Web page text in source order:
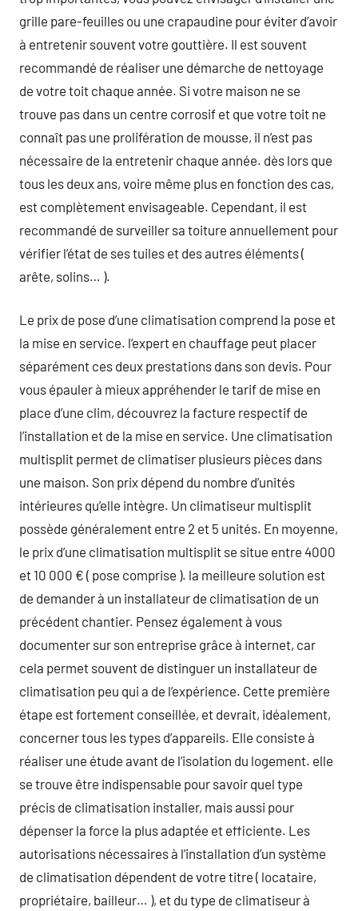
grille pare-feuilles ou une crapaudine pour éviter d’avoir
à entretenir souvent votre gouttière. Il est souvent
recommandé de réaliser une démarche de nettoyage
de votre toit chaque année. Si votre maison ne se
trouve pas dans un centre corrosif et que votre toit ne
connaît pas une prolifération de mousse, il n’est pas
nécessaire de la entretenir chaque année. dès lors que
tous les deux ans, voire même plus en fonction des cas,
est complètement envisageable. Cependant, il est
recommandé de surveiller sa toiture annuellement pour
vérifier l’état de ses tuiles et des autres éléments (
arête, solins… ).
Le prix de pose d’une climatisation comprend la pose et
la mise en service. l’expert en chauffage peut placer
séparément ces deux prestations dans son devis. Pour
vous épauler à mieux appréhender le tarif de mise en
place d’une clim, découvrez la facture respectif de
l’installation et de la mise en service. Une climatisation
multisplit permet de climatiser plusieurs pièces dans
une maison. Son prix dépend du nombre d’unités
intérieures qu’elle intègre. Un climatiseur multisplit
possède généralement entre 2 et 5 unités. En moyenne,
le prix d’une climatisation multisplit se situe entre 4000
et 10 000 € ( pose comprise ). la meilleure solution est
de demander à un installateur de climatisation de un
précédent chantier. Pensez également à vous
documenter sur son entreprise grâce à internet, car
cela permet souvent de distinguer un installateur de
climatisation peu qui a de l’expérience. Cette première
étape est fortement conseillée, et devrait, idéalement,
concerner tous les types d’appareils. Elle consiste à
réaliser une étude avant de l’isolation du logement. elle
se trouve être indispensable pour savoir quel type
précis de climatisation installer, mais aussi pour
dépenser la force la plus adaptée et efficiente. Les
autorisations nécessaires à l’installation d’un système
de climatisation dépendent de votre titre ( locataire,
propriétaire, bailleur… ), et du type de climatiseur à